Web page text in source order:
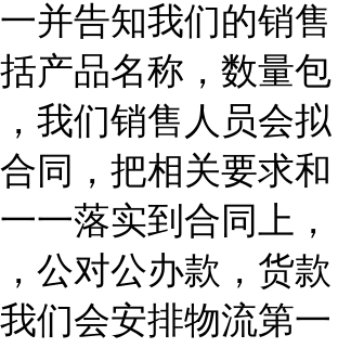
并告知我们的销售
产品名称，数量包
我们销售人员会拟
同，把相关要求和
一落实到合同上，
公对公办款，货款
们会安排物流第一